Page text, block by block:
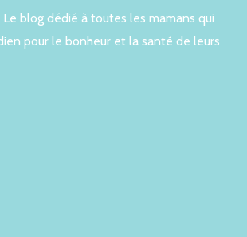
blog dédié à toutes les mamans qui
pour le bonheur et la santé de leurs